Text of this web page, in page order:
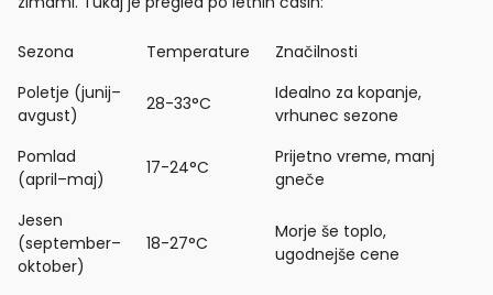
Sezona Temperature
Značilnosti
Poletje (junij–
avgust)
28-33°C
Idealno za kopanje,
vrhunec sezone
Pomlad
(april–maj)
17-24°C
Prijetno vreme, manj
gneče
Jesen
(september–
oktober)
18-27°C
Morje še toplo,
ugodnejše cene